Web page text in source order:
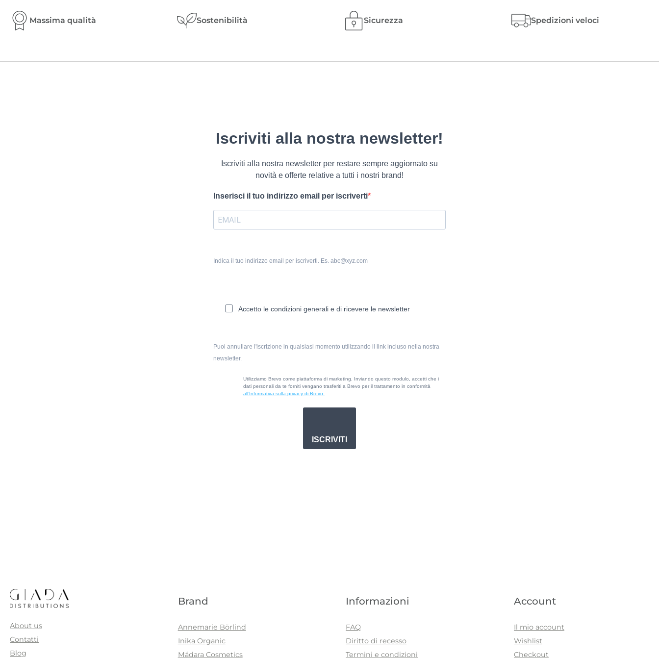
Massima qualità Sostenibilità Sicurezza Spedizioni veloci
Iscriviti alla nostra newsletter!
Iscriviti alla nostra newsletter per restare sempre aggiornato su
novità e offerte relative a tutti i nostri brand!
Inserisci il tuo indirizzo email per iscriverti
Indica il tuo indirizzo email per iscriverti. Es. abc@xyz.com
Accetto le condizioni generali e di ricevere le newsletter
Puoi annullare l'iscrizione in qualsiasi momento utilizzando il link incluso nella nostra
newsletter.
Utilizziamo Brevo come piattaforma di marketing. Inviando questo modulo, accetti che i
dati personali da te forniti vengano trasferiti a Brevo per il trattamento in conformità
all’Informativa sulla privacy di Brevo.
ISCRIVITI
About us
Contatti
Blog
Brand
Annemarie Börlind
Inika Organic
Mádara Cosmetics
Informazioni
FAQ
Diritto di recesso
Termini e condizioni
Account
Il mio account
Wishlist
Checkout